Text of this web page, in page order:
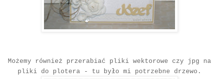
Możemy również przerabiać pliki wektorowe czy jpg na
pliki do plotera - tu było mi potrzebne drzewo.